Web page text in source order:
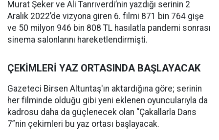
Murat Şeker ve Ali Tanrıverdi’nin yazdığı serinin 2
Aralık 2022’de vizyona giren 6. filmi 871 bin 764 gişe
ve 50 milyon 946 bin 808 TL hasılatla pandemi sonrası
sinema salonlarını hareketlendirmişti.
ÇEKİMLERİ YAZ ORTASINDA BAŞLAYACAK
Gazeteci Birsen Altuntaş'ın aktardığına göre; serinin
her filminde olduğu gibi yeni eklenen oyuncularıyla da
kadrosu daha da güçlenecek olan “Çakallarla Dans
7”nin çekimleri bu yaz ortası başlayacak.